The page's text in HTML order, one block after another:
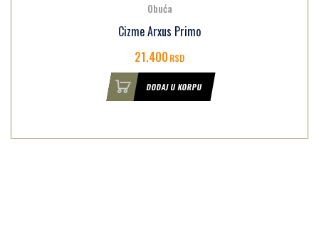
Obuća
Cizme Arxus Primo
21.400RSD
DODAJ U KORPU